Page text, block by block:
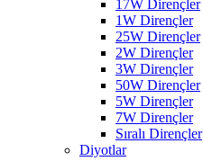
17W Dirençler
1W Dirençler
25W Dirençler
2W Dirençler
3W Dirençler
50W Dirençler
5W Dirençler
7W Dirençler
Sıralı Dirençler
Diyotlar